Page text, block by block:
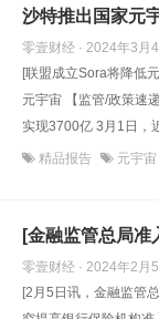
沙特推出国家元
零壹财经 · 2024年3月
[联盟成立Sora将降低
元宇宙 【监管/政策速
实现3700亿 3月1日，
精品报告 元宇宙
[金融监管总局准
零壹财经 · 2024年2月
[2月5日讯，金融监管